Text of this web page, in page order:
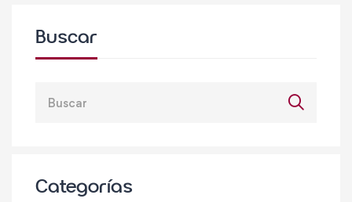
Buscar
Categorías